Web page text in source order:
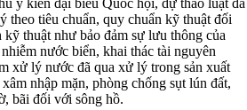
ý kiến đại biểu Quốc hội, dự thảo luật đã
theo tiêu chuẩn, quy chuẩn kỹ thuật đối
thuật như bảo đảm sự lưu thông của
nước biển, khai thác tài nguyên
xử lý nước đã qua xử lý trong sản xuất
nhập mặn, phòng chống sụt lún đất,
bãi đối với sông hồ.